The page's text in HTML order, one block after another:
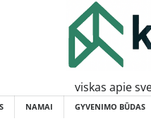
viskas apie
NAMAI GYVENIMO BŪDAS